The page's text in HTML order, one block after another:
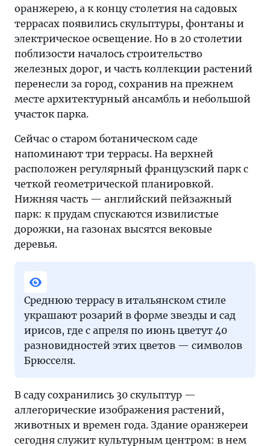
оранжерею, а к концу столетия на садовых
террасах появились скульптуры, фонтаны и
электрическое освещение. Но в 20 столетии
поблизости началось строительство
железных дорог, и часть коллекции растений
перенесли за город, сохранив на прежнем
месте архитектурный ансамбль и небольшой
участок парка.
Сейчас о старом ботаническом саде
напоминают три террасы. На верхней
расположен регулярный французский парк с
четкой геометрической планировкой.
Нижняя часть — английский пейзажный
парк: к прудам спускаются извилистые
дорожки, на газонах высятся вековые
деревья.
Среднюю террасу в итальянском стиле
украшают розарий в форме звезды и сад
ирисов, где с апреля по июнь цветут 40
разновидностей этих цветов — символов
Брюсселя.
В саду сохранились 30 скульптур —
аллегорические изображения растений,
животных и времен года. Здание оранжереи
сегодня служит культурным центром: в нем